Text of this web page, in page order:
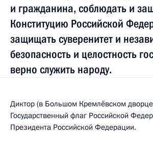
и гражданина, соблюдать и
Конституцию Российской
защищать суверенитет и
безопасность и целостность
верно служить народу.
Диктор (в Большом Кремлёвском
Государственный флаг Российской
Президента Российской Федерации.